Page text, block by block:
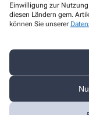
Einwilligung zur Nutzung
diesen Ländern gem.
können Sie unserer
jederzeit
online.de.
Sind Sie ein